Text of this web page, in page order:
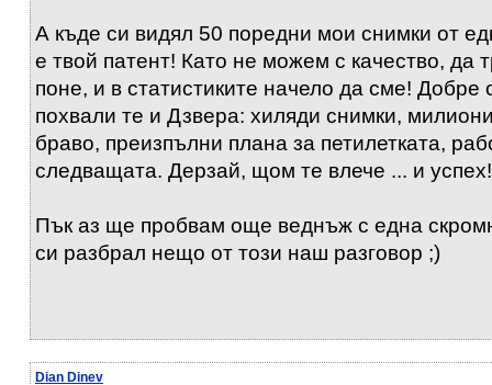
А къде си видял 50 поредни мои снимки от
е твой патент! Като не можем с качество, да
поне, и в статистиките начело да сме! Добре
похвали те и Дзвера: хиляди снимки,
браво, преизпълни плана за петилетката,
следващата. Дерзай, щом те влече ... и успех!
Пък аз ще пробвам още веднъж с една
си разбрал нещо от този наш разговор ;)
Dian Dinev